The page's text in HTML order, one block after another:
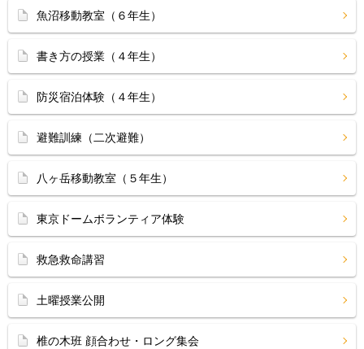
魚沼移動教室（６年生）
書き方の授業（４年生）
防災宿泊体験（４年生）
避難訓練（二次避難）
八ヶ岳移動教室（５年生）
東京ドームボランティア体験
救急救命講習
土曜授業公開
椎の木班 顔合わせ・ロング集会